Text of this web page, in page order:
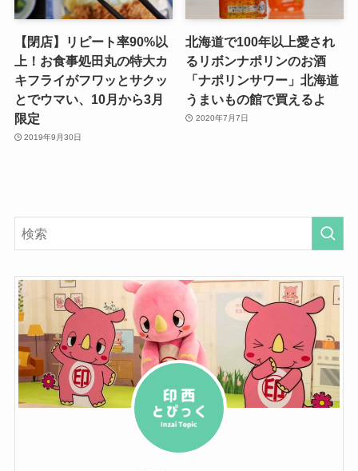
【閉店】リピート率90%以
上！お食事処田丸の特大カ
キフライがフワッとサクッ
とでウマい、10月から3月
限定
2019年9月30日
北海道で100年以上愛され
るリボンナポリンのお酒
「ナポリンサワー」北海道
うまいもの館で買えるよ
2020年7月7日